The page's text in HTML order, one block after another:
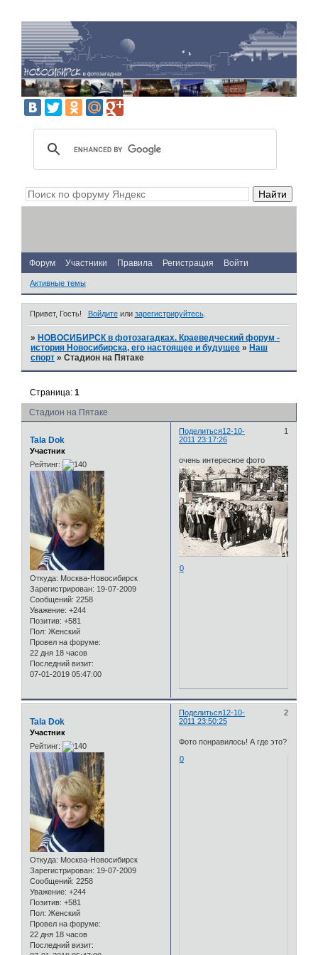
Форум Участники Правила Регистрация Войти
Активные темы
Привет, Гость! Войдитеили зарегистрируйтесь.
» НОВОСИБИРСК в фотозагадках. Краеведческий форум -
история Новосибирска, его настоящее и будущее » Наш
спорт »Стадион на Пятаке
Стадион на Пятаке
Страница:1
Поделиться 1
12-10-
2011 23:17:26
Tala Dok
Участник
Рейтинг:
Откуда: Москва-Новосибирск
Зарегистрирован: 19-07-2009
Сообщений: 2258
Уважение: +244
Позитив: +581
Пол: Женский
Провел на форуме:
22 дня 18 часов
Последний визит:
07-01-2019 05:47:00
очень интересное фото
0
Поделиться 2
12-10-
2011 23:50:25
Tala Dok
Участник
Рейтинг:
Откуда: Москва-Новосибирск
Зарегистрирован: 19-07-2009
Сообщений: 2258
Уважение: +244
Позитив: +581
Пол: Женский
Провел на форуме:
22 дня 18 часов
Последний визит:
Фото понравилось! А где это?
0